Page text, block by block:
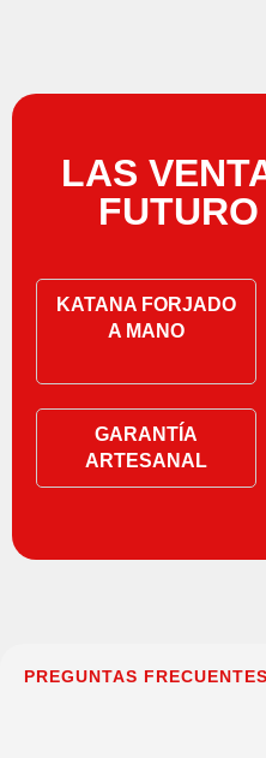
LAS
KATANA FORJADO
A MANO
GARANTÍA
ARTESANAL
PREGUNTAS FRECUENTES